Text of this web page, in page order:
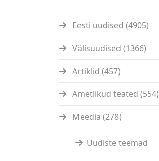
Eesti uudised (4905)
Välisuudised (1366)
Artiklid (457)
Ametlikud teated (554)
Meedia (278)
Uudiste teemad